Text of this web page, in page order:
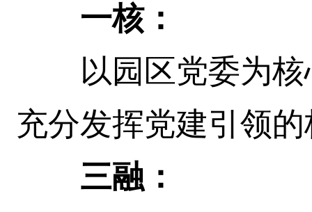
一核：
以园区党委为核
充分发挥党建引领
三融：